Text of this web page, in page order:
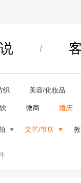
/
织 美容/化妆品
微商 婚庆
文艺/节庆